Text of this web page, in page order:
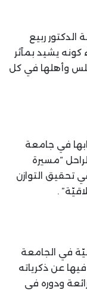
ربيع
كونه يشيد بمآثر
وأهلها في كل
في جامعة
“مسيرة
تحقيق التوازن
.
في الجامعة
عن ذكرياته
ودوره في